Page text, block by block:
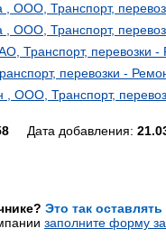
ООО, Транспорт,
ООО, Транспорт,
Транспорт, перевозки -
перевозки -
ООО, Транспорт,
Дата добавления:
Это так
заполните форму